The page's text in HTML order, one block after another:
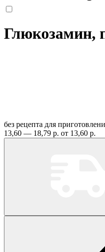
Глюкозамин,
без рецепта для
13,60 — 18,79 р. от 13,60 р.